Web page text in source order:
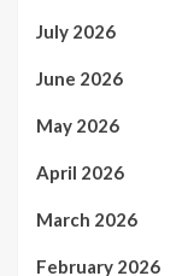
July 2026
June 2026
May 2026
April 2026
March 2026
February 2026